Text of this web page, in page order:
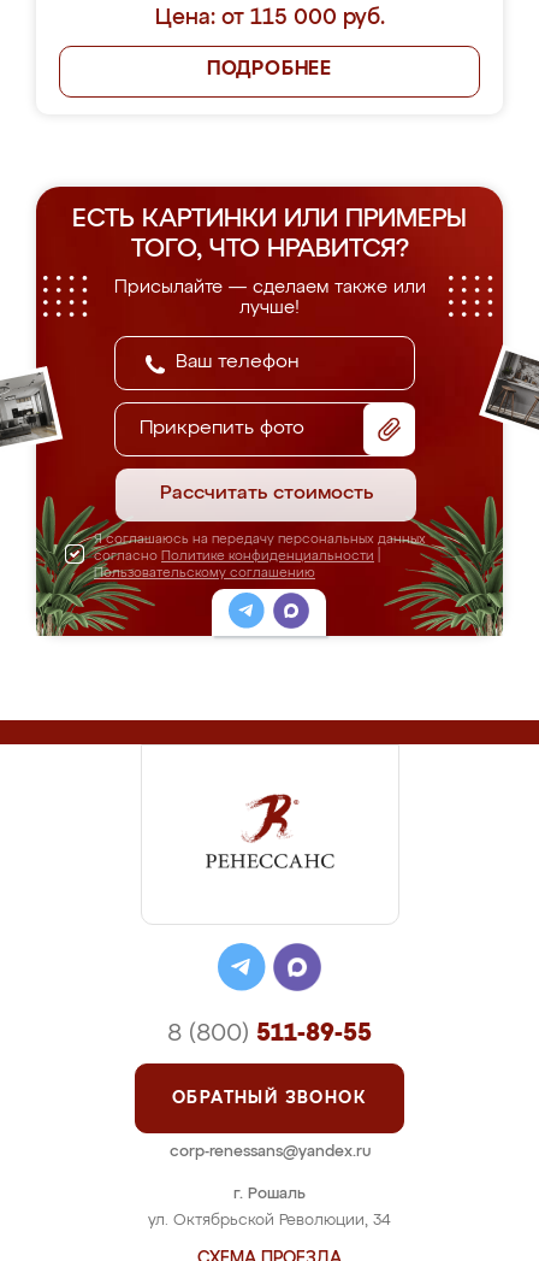
Цена: от 115 000 руб.
ПОДРОБНЕЕ
ЕСТЬ КАРТИНКИ ИЛИ ПРИМЕРЫ
ТОГО, ЧТО НРАВИТСЯ?
Присылайте — сделаем также или
лучше!
Прикрепить фото
Рассчитать стоимость
Я соглашаюсь на передачу персональных данных
согласно Политике конфиденциальности
Пользовательскому соглашению
г. Рошаль
ул. Октябрьской Революции, 34
8 (800) 511-89-55
ОБРАТНЫЙ ЗВОНОК
corp-renessans@yandex.ru